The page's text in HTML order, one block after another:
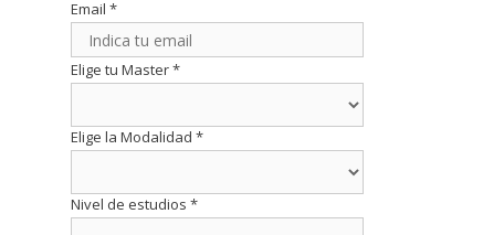
Email *
Elige tu Master*
Elige la Modalidad *
Nivel de estudios *